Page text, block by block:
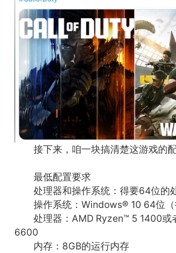
接下来，咱一块搞清楚这游戏的
最低配置要求
处理器和操作系统：得要64位的
操作系统：Windows® 10 64位（
处理器：AMD Ryzen™ 5 1400
6600
内存：8GB的运行内存